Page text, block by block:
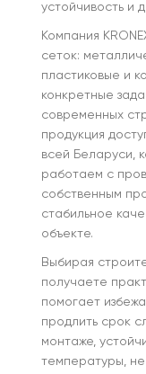
устойчивость и
Компания
сеток:
пластиковые и
конкретные
современных
продукция
всей Беларуси,
работаем с
собственным
стабильное
объекте.
Выбирая
получаете
помогает
продлить срок
монтаже,
температуры,